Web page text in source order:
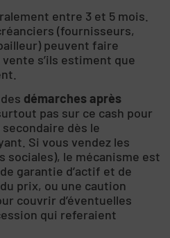
entre 3 et 5 mois.
(fournisseurs,
peuvent faire
s’ils estiment que
démarches après
pas sur ce cash pour
dès le
Si vous vendez les
sociales), le mécanisme est
garantie d’actif et de
prix, ou une caution
couvrir d’éventuelles
qui referaient